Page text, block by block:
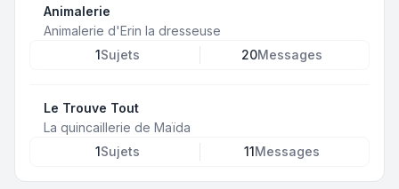
Animalerie
Animalerie d'Erin la dresseuse
1Sujets 20Messages
Le Trouve Tout
La quincaillerie de Maïda
1Sujets 11Messages